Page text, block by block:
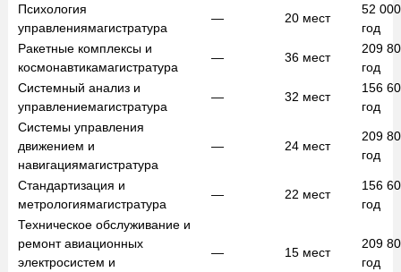
Психология
управлениямагистратура
— 20 мест
52
год
Ракетные комплексы и
космонавтикамагистратура
— 36 мест
209
год
Системный анализ и
управлениемагистратура
— 32 мест
156
год
Системы управления
движением и
навигациямагистратура
— 24 мест
209
год
Стандартизация и
метрологиямагистратура
— 22 мест
156
год
Техническое обслуживание и
ремонт авиационных
электросистем и
— 15 мест
209
год